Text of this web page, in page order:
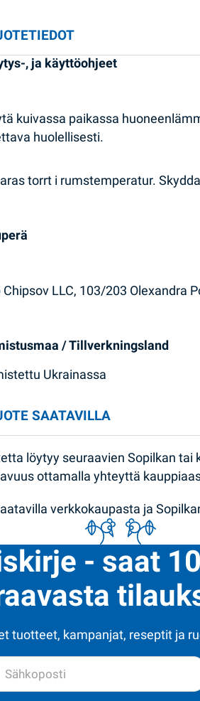
, ja käyttöohjeet
kuivassa paikassa
huolellisesti.
torrt i rumstemperatur.
Chipsov LLC, 103/203 Olexandra
/ Tillverkningsland
Ukrainassa
SAATAVILLA
löytyy seuraavien Sopilkan
ottamalla yhteyttä
verkkokaupasta ja
- saat
tuotteet, kampanjat, reseptit ja